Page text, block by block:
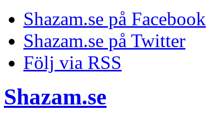
Shazam.se på Facebook
Shazam.se på Twitter
Följ via RSS
Shazam.se